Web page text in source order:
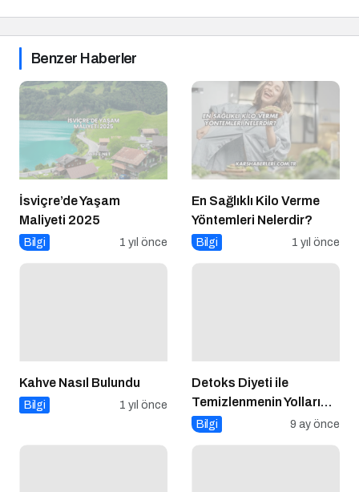
Benzer Haberler
İsviçre’de Yaşam
Maliyeti 2025
Bilgi 1 yıl önce
En Sağlıklı Kilo Verme
Yöntemleri Nelerdir?
Bilgi 1 yıl önce
Kahve Nasıl Bulundu
Bilgi 1 yıl önce
Detoks Diyeti ile
Temizlenmenin Yolları
Nelerdir?
Bilgi 9 ay önce